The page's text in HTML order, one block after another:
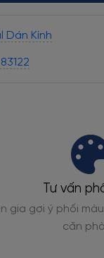
Dán Kính
Tư vấn
gia gợi ý phối
căn